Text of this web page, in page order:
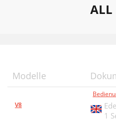
ALL
Modelle
V8
1